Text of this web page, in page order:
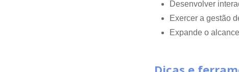
Desenvolver
Exercer a gestão
Expande o